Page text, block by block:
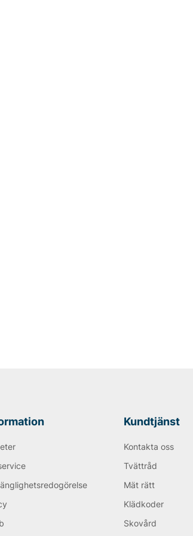
Kundtjänst
Kontakta oss
Tvättråd
Mät rätt
Klädkoder
Skovård